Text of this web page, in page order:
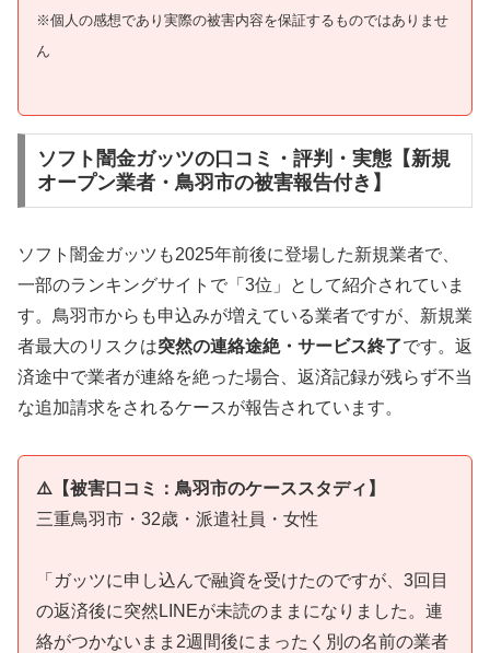
※個人の感想であり実際の被害内容を保証するものではありませ
ん
ソフト闇金ガッツの口コミ・評判・実態【新規
オープン業者・鳥羽市の被害報告付き】
ソフト闇金ガッツも2025年前後に登場した新規業者で、
一部のランキングサイトで「3位」として紹介されていま
す。鳥羽市からも申込みが増えている業者ですが、新規業
者最大のリスクは突然の連絡途絶・サービス終了です。返
済途中で業者が連絡を絶った場合、返済記録が残らず不当
な追加請求をされるケースが報告されています。
⚠️【被害口コミ：鳥羽市のケーススタディ】
三重鳥羽市・32歳・派遣社員・女性
「ガッツに申し込んで融資を受けたのですが、3回目
の返済後に突然LINEが未読のままになりました。連
絡がつかないまま2週間後にまったく別の名前の業者